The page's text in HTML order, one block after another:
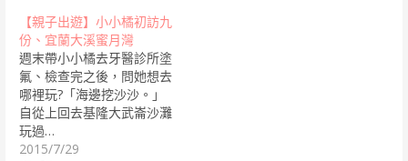
【親子出遊】小小橘初訪九
份、宜蘭大溪蜜月灣
週末帶小小橘去牙醫診所塗
氟、檢查完之後，問她想去
哪裡玩?「海邊挖沙沙。」
自從上回去基隆大武崙沙灘
玩過…
2015/7/29